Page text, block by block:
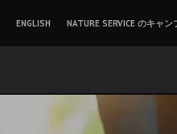
ENGLISH NATURE SERVICE のキャン